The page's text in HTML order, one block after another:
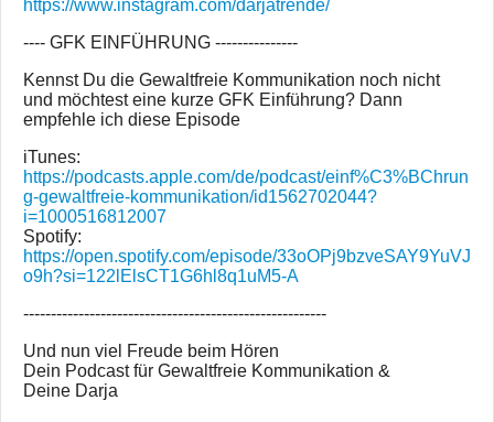
https://www.instagram.com/darjatrende/
---- GFK EINFÜHRUNG ---------------
Kennst Du die Gewaltfreie Kommunikation noch nicht
und möchtest eine kurze GFK Einführung? Dann
empfehle ich diese Episode
iTunes:
https://podcasts.apple.com/de/podcast/einf%C3%BChrun
g-gewaltfreie-kommunikation/id1562702044?
i=1000516812007
Spotify:
https://open.spotify.com/episode/33oOPj9bzveSAY9YuVJ
o9h?si=122lElsCT1G6hl8q1uM5-A
-------------------------------------------------------
Und nun viel Freude beim Hören
Dein Podcast für Gewaltfreie Kommunikation &
Deine Darja